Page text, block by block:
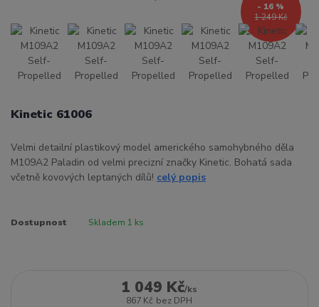
1 249 Kč
- 16 %
Kinetic 61006
Velmi detailní plastikový model amerického samohybného děla
M109A2 Paladin od velmi precizní značky Kinetic. Bohatá sada
včetně kovových leptaných dílů! celý popis
Dostupnost Skladem 1 ks
1 049 Kč/ks
867 Kč bez DPH